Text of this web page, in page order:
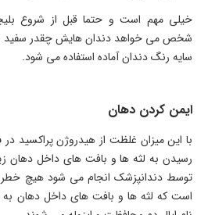
خیلی مهم است و حتما قبل از شروع
شخص می خواهد دندان هایش چقدر سفید
سایه رنگ دندان آماده استفاده می شود.
ایمن کردن دهان
با این میزان غلظت از هیدروژن پراکسید در
رسیدن به لثه ها و بافت های داخل دهان
توسط دندانپزشک انجام می شود هیچ
است که لثه ها و بافت های داخل دهان به